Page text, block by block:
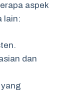
aspek
lain:
dan